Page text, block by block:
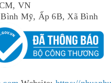
VN
Mỹ, Ấp 6B, Xã Bình